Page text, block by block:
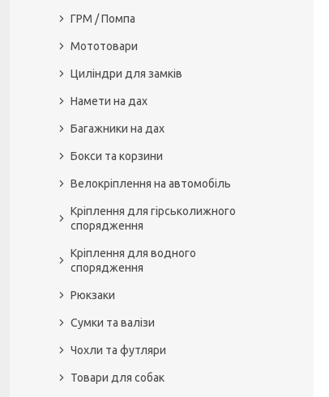
ГРМ / Помпа
Мототовари
Циліндри для замків
Намети на дах
Багажники на дах
Бокси та корзини
Велокріплення на автомобіль
Кріплення для гірськолижного
спорядження
Кріплення для водного
спорядження
Рюкзаки
Сумки та валізи
Чохли та футляри
Товари для собак